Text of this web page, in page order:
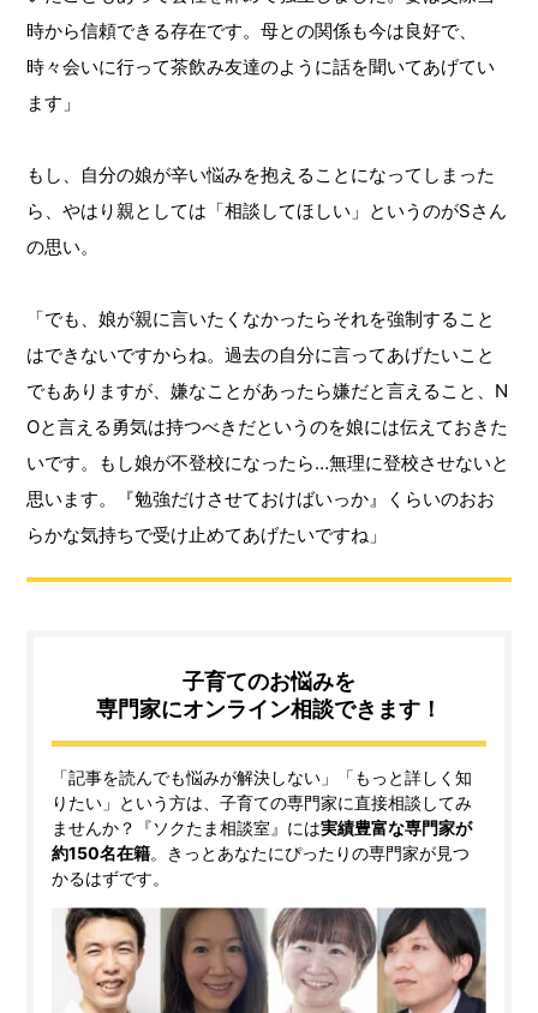
時から信頼できる存在です。母との関係も今は良好で、
時々会いに行って茶飲み友達のように話を聞いてあげてい
ます」
もし、自分の娘が辛い悩みを抱えることになってしまった
ら、やはり親としては「相談してほしい」というのがSさん
の思い。
「でも、娘が親に言いたくなかったらそれを強制すること
はできないですからね。過去の自分に言ってあげたいこと
でもありますが、嫌なことがあったら嫌だと言えること、N
Oと言える勇気は持つべきだというのを娘には伝えておきた
いです。もし娘が不登校になったら…無理に登校させないと
思います。『勉強だけさせておけばいっか』くらいのおお
らかな気持ちで受け止めてあげたいですね」
子育てのお悩みを
専門家にオンライン相談できます！
「記事を読んでも悩みが解決しない」「もっと詳しく知
りたい」という方は、子育ての専門家に直接相談してみ
ませんか？『ソクたま相談室』には実績豊富な専門家が
約150名在籍。きっとあなたにぴったりの専門家が見つ
かるはずです。